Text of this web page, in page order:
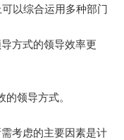
以综合运用多种部门
方式的领导效率更
领导方式。
考虑的主要因素是计